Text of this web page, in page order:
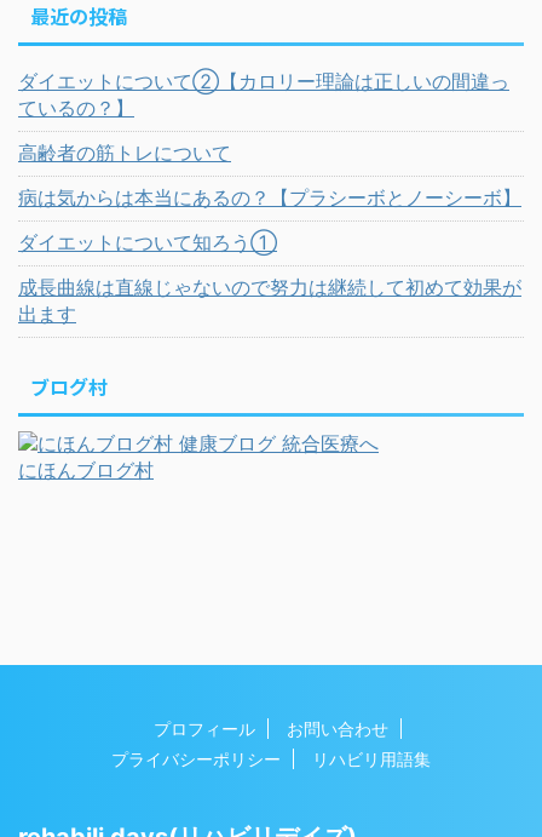
最近の投稿
ダイエットについて②【カロリー理論は正しいの間違っ
ているの？】
高齢者の筋トレについて
病は気からは本当にあるの？【プラシーボとノーシーボ】
ダイエットについて知ろう①
成長曲線は直線じゃないので努力は継続して初めて効果が
出ます
ブログ村
にほんブログ村
プロフィール
お問い合わせ
プライバシーポリシー
リハビリ用語集